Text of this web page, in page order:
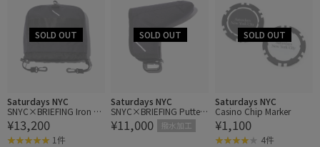
Saturdays NYC
SNYC×BRIEFING Iron C
over
¥13,200
1件
Saturdays NYC
SNYC×BRIEFING Putter
Cover
¥11,000 撥水加工
Saturdays NYC
Casino Chip Marker
¥1,100
4件